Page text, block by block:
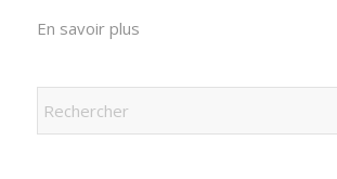
En savoir plus